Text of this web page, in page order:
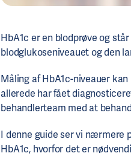
HbA1c er en blodprøve og
blodglukoseniveauet og den
Måling af HbA1c-niveauer
allerede har fået
behandlerteam med at
I denne guide ser vi nærmere
HbA1c, hvorfor det er